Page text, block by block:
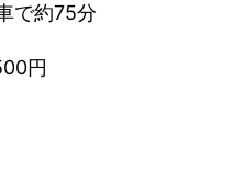
で約75分
円